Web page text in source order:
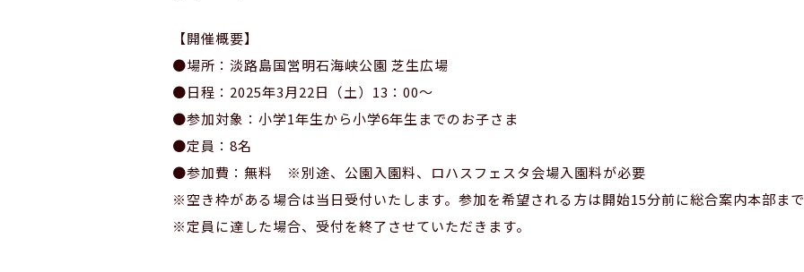
【開催概要】
●場所：淡路島国営明石海峡公園 芝生広場
●日程：2025年3月22日（土）13：00～
●参加対象：小学1年生から小学6年生までのお子さま
●定員：8名
●参加費：無料 ※別途、公園入園料、ロハスフェスタ会場入園料が必要
※空き枠がある場合は当日受付いたします。参加を希望される方は開始15分前に総合案内本部ま
※定員に達した場合、受付を終了させていただきます。